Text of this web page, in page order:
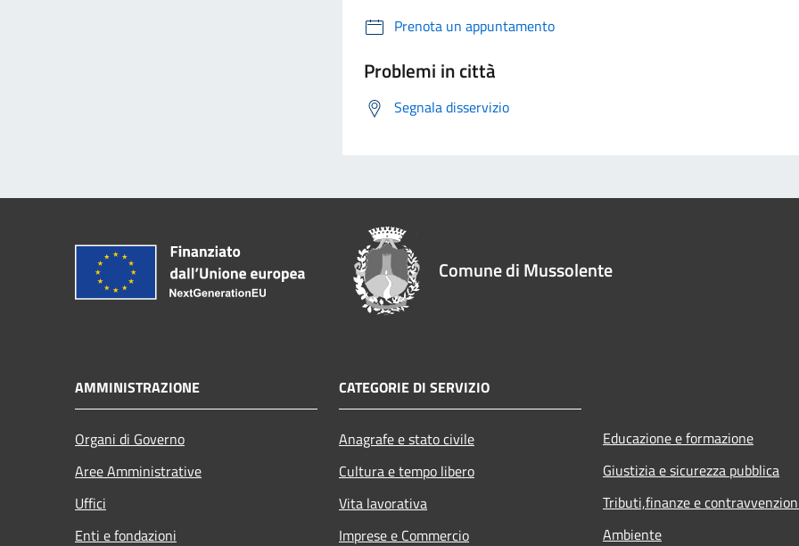
Prenota un appuntamento
Problemi in città
Segnala disservizio
Comune di Mussolente
AMMINISTRAZIONE
Organi di Governo
Aree Amministrative
Uffici
Enti e fondazioni
CATEGORIE DI SERVIZIO
Anagrafe e stato civile
Cultura e tempo libero
Vita lavorativa
Imprese e Commercio
Educazione e formazione
Giustizia e sicurezza pubblica
Tributi,finanze e
Ambiente